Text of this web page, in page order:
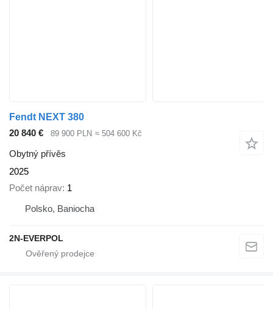
Fendt NEXT 380
20 840 €
89 900 PLN ≈ 504 600 Kč
Obytný přívěs
2025
Počet náprav 1
Polsko, Baniocha
2N-EVERPOL